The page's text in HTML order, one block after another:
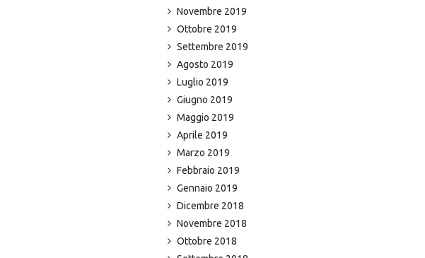
Novembre 2019
Ottobre 2019
Settembre 2019
Agosto 2019
Luglio 2019
Giugno 2019
Maggio 2019
Aprile 2019
Marzo 2019
Febbraio 2019
Gennaio 2019
Dicembre 2018
Novembre 2018
Ottobre 2018